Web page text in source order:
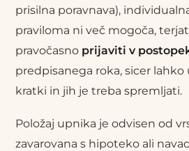
prisilna poravnava),
praviloma ni več mogoča,
pravočasno prijaviti v
predpisanega roka, sicer lahko
kratki in jih je treba spremljati.
Položaj upnika je odvisen od
zavarovana s hipoteko ali